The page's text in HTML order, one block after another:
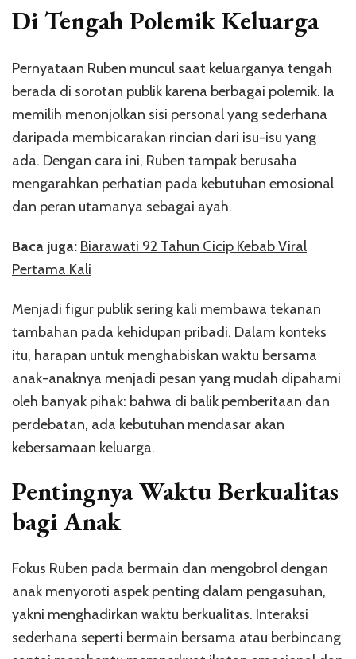
Di Tengah Polemik Keluarga
Pernyataan Ruben muncul saat keluarganya tengah
berada di sorotan publik karena berbagai polemik. Ia
memilih menonjolkan sisi personal yang sederhana
daripada membicarakan rincian dari isu-isu yang
ada. Dengan cara ini, Ruben tampak berusaha
mengarahkan perhatian pada kebutuhan emosional
dan peran utamanya sebagai ayah.
Baca juga: Biarawati 92 Tahun Cicip Kebab Viral
Pertama Kali
Menjadi figur publik sering kali membawa tekanan
tambahan pada kehidupan pribadi. Dalam konteks
itu, harapan untuk menghabiskan waktu bersama
anak-anaknya menjadi pesan yang mudah dipahami
oleh banyak pihak: bahwa di balik pemberitaan dan
perdebatan, ada kebutuhan mendasar akan
kebersamaan keluarga.
Pentingnya Waktu Berkualitas
bagi Anak
Fokus Ruben pada bermain dan mengobrol dengan
anak menyoroti aspek penting dalam pengasuhan,
yakni menghadirkan waktu berkualitas. Interaksi
sederhana seperti bermain bersama atau berbincang